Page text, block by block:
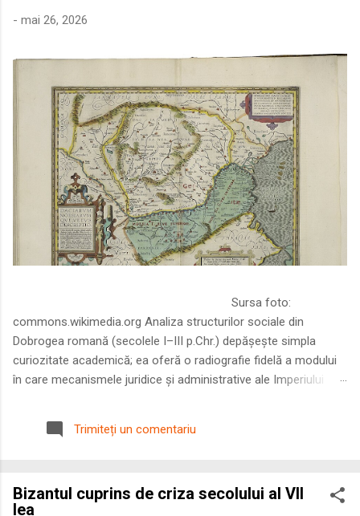
- mai 26, 2026
Sursa foto:
commons.wikimedia.org Analiza structurilor sociale din
Dobrogea romană (secolele I–III p.Chr.) depășește simpla
curiozitate academică; ea oferă o radiografie fidelă a modului
în care mecanismele juridice și administrative ale Imperiului
Într-o epocă în care prosperitatea excepțională a lumii romane
era susținută de o mobilitate socială dinamică și de o libertate
roman – în special a cetățenilor romani ( cives Romani ) în
Trimiteți un comentariu
Bizantul cuprins de criza secolului al VII
lea